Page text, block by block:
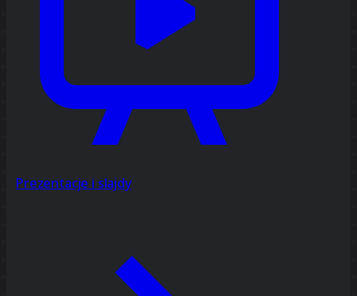
Prezentacje i slajdy